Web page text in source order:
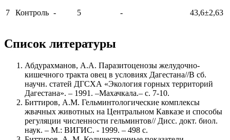
7 Контроль - 5 - 43,6±2,63
Список литературы
Абдурахманов, А.А. Паразитоценозы желудочно-
кишечного тракта овец в условиях Дагестана//В сб.
научн. статей ДГСХА «Экология горных территорий
Дагестана». – 1991. –Махачкала.– с. 7-10.
Биттиров, А.М. Гельминтологические комплексы
жвачных животных на Центральном Кавказе и способы
регуляции численности гельминтов// Дисс. докт. биол.
наук. – М.: ВИГИС. - 1999. – 498 с.